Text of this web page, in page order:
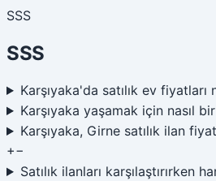
SSS
SSS
Karşıyaka'da satılık ev fiyatları
Karşıyaka yaşamak için nasıl
Karşıyaka, Girne satılık ilan
+−
Satılık ilanları karşılaştırırken